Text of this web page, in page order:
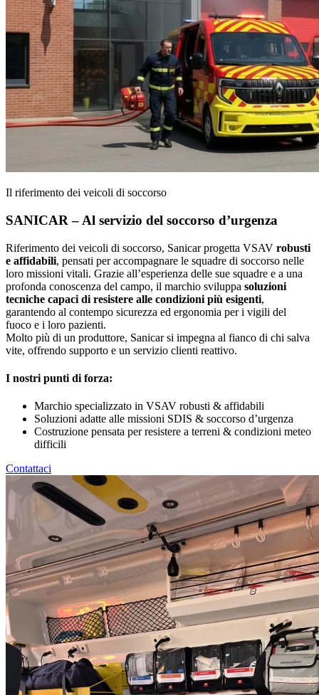
Il riferimento dei veicoli di soccorso
SANICAR – Al servizio del soccorso d’urgenza
Riferimento dei veicoli di soccorso, Sanicar progetta VSAV robusti
e affidabili, pensati per accompagnare le squadre di soccorso nelle
loro missioni vitali. Grazie all’esperienza delle sue squadre e a una
profonda conoscenza del campo, il marchio sviluppa soluzioni
tecniche capaci di resistere alle condizioni più esigenti,
garantendo al contempo sicurezza ed ergonomia per i vigili del
fuoco e i loro pazienti.
Molto più di un produttore, Sanicar si impegna al fianco di chi salva
vite, offrendo supporto e un servizio clienti reattivo.
I nostri punti di forza:
Marchio specializzato in VSAV robusti & affidabili
Soluzioni adatte alle missioni SDIS & soccorso d’urgenza
Costruzione pensata per resistere a terreni & condizioni meteo
difficili
Contattaci